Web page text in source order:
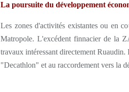
La poursuite du développement
Les zones d'activités existantes ou en
Matropole. L'excédent finnacier de la
travaux intéressant directement
"Decathlon" et au raccordement vers la